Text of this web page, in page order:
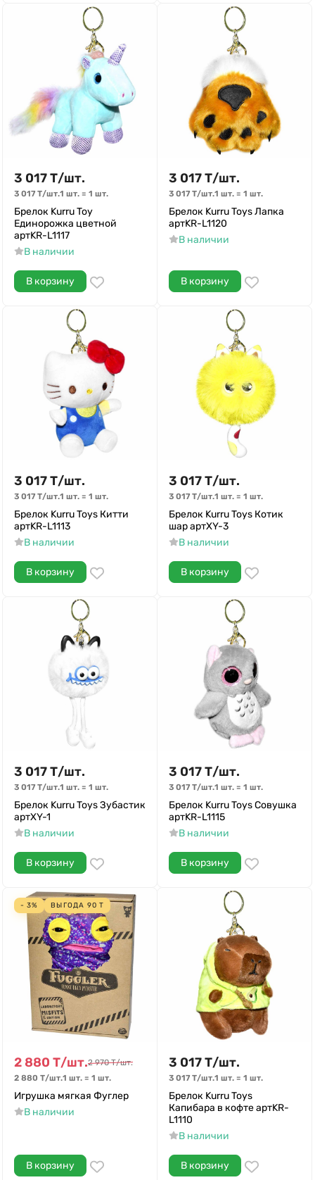
3 017Т/шт.
3 017 Т/шт.1 шт. = 1 шт.
Брелок Kurru Toy
Единорожка цветной
артKR-L1117
В наличии
В корзину
3 017Т/шт.
3 017 Т/шт.1 шт. = 1 шт.
Брелок Kurru Toys Лапка
артKR-L1120
В наличии
В корзину
3 017Т/шт.
3 017 Т/шт.1 шт. = 1 шт.
Брелок Kurru Toys Китти
артKR-L1113
В наличии
В корзину
3 017Т/шт.
3 017 Т/шт.1 шт. = 1 шт.
Брелок Kurru Toys Котик
шар артXY-3
В наличии
В корзину
3 017Т/шт.
3 017 Т/шт.1 шт. = 1 шт.
Брелок Kurru Toys Зубастик
артXY-1
В наличии
В корзину
3 017Т/шт.
3 017 Т/шт.1 шт. = 1 шт.
Брелок Kurru Toys Совушка
артKR-L1115
В наличии
В корзину
- 3% ВЫГОДА 90 Т
2 880 Т/шт.2 970 Т/шт.
2 880 Т/шт.1 шт. = 1 шт.
Игрушка мягкая Фуглер
В наличии
В корзину
3 017Т/шт.
3 017 Т/шт.1 шт. = 1 шт.
Брелок Kurru Toys
Капибара в кофте артKR-
L1110
В наличии
В корзину